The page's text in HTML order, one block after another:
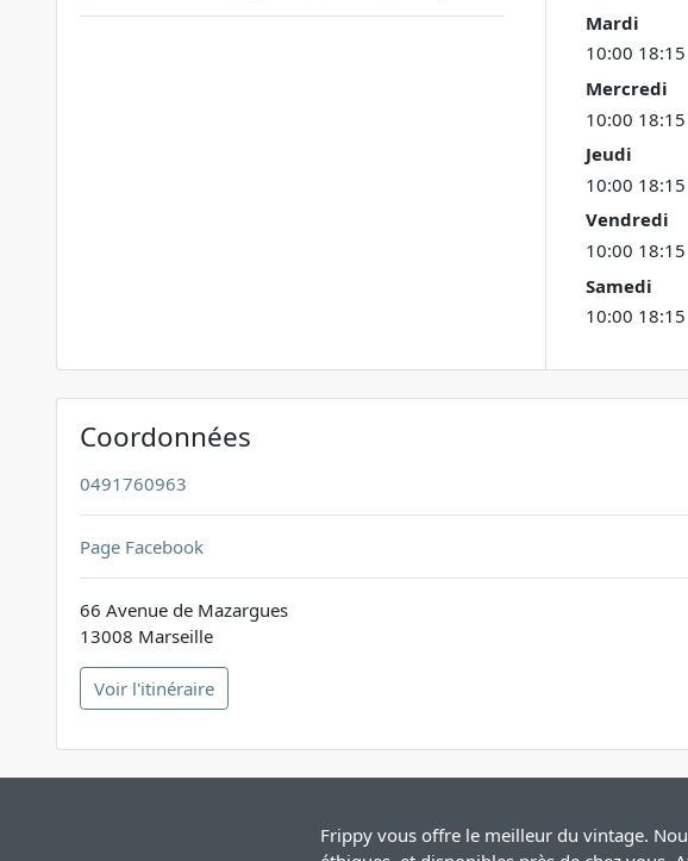
Mardi
10:00 18:15
Mercredi
10:00 18:15
Jeudi
10:00 18:15
Vendredi
10:00 18:15
Samedi
10:00 18:15
Coordonnées
0491760963
Page Facebook
66 Avenue de Mazargues
13008 Marseille
Voir l'itinéraire
Frippy vous offre le meilleur du vintage.